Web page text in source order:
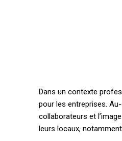
Dans un contexte
pour les entreprises.
collaborateurs et
leurs locaux,